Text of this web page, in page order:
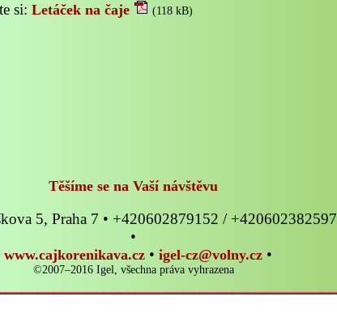
si: Letáček na čaje (118 kB)
Těšíme se na Vaší návštěvu
5, Praha 7 • +420602879152 / +420602382597
•
www.cajkorenikava.cz • igel-cz@volny.cz •
©2007–2016 Igel, všechna práva vyhrazena